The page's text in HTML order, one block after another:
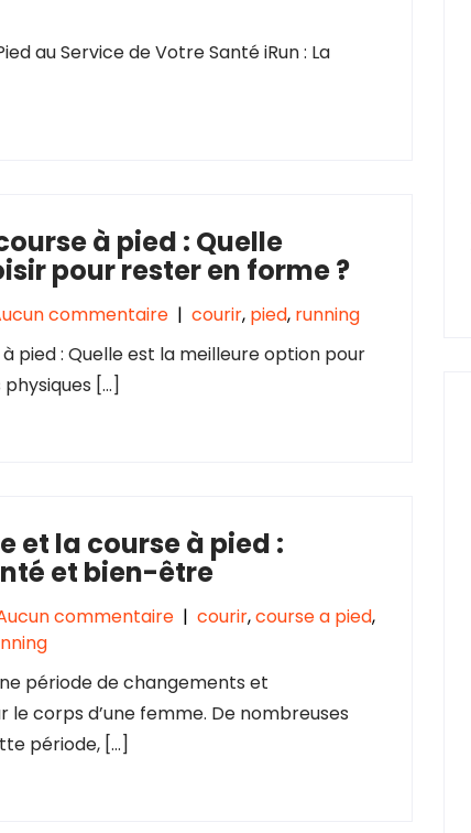
au Service de Votre Santé iRun : La
à pied : Quelle
pour rester en forme ?
commentaire | courir, pied, running
pied : Quelle est la meilleure option pour
[…]
et la course à pied :
et bien-être
commentaire | courir,course a pied,
période de changements et
le corps d’une femme. De nombreuses
période, […]